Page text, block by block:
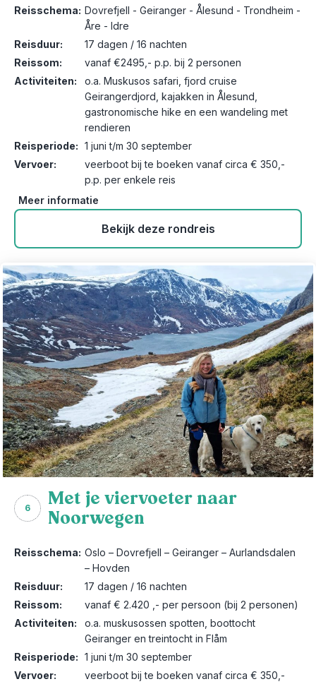
Reisschema: Dovrefjell - Geiranger - Ålesund - Trondheim -
Åre - Idre
Reisduur:
17 dagen / 16 nachten
Reissom:
vanaf €2495,- p.p. bij 2 personen
Activiteiten:
o.a. Muskusos safari, fjord cruise
Geirangerdjord, kajakken in Ålesund,
gastronomische hike en een wandeling met
rendieren
Reisperiode: 1 juni t/m 30 september
Vervoer:
veerboot bij te boeken vanaf circa € 350,-
p.p. per enkele reis
Meer informatie
Bekijk deze rondreis
6
Met je viervoeter naar
Noorwegen
Reisschema: Oslo – Dovrefjell – Geiranger – Aurlandsdalen
– Hovden
Reisduur:
17 dagen / 16 nachten
Reissom:
vanaf € 2.420 ,- per persoon (bij 2 personen)
Activiteiten:
o.a. muskusossen spotten, boottocht
Geiranger en treintocht in Flåm
Reisperiode: 1 juni t/m 30 september
Vervoer:
veerboot bij te boeken vanaf circa € 350,-